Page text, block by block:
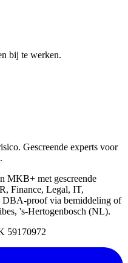
bij te werken.
Gescreende experts voor
MKB+ met gescreende
Finance, Legal, IT,
proof via bemiddeling of
's-Hertogenbosch (NL).
59170972